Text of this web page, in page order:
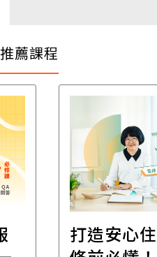
推薦課程
打造安心